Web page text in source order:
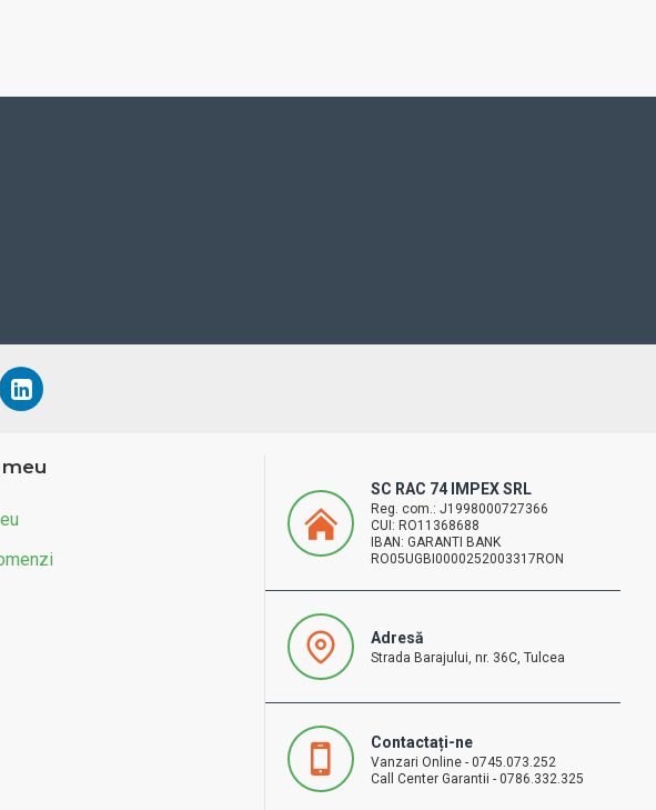
SC RAC 74 IMPEX SRL
Reg. com.: J1998000727366
CUI: RO11368688
IBAN: GARANTI BANK
RO05UGBI0000252003317RON
Adresă
Strada Barajului, nr. 36C, Tulcea
Contactați-ne
Vanzari Online - 0745.073.252
Call Center Garantii - 0786.332.325